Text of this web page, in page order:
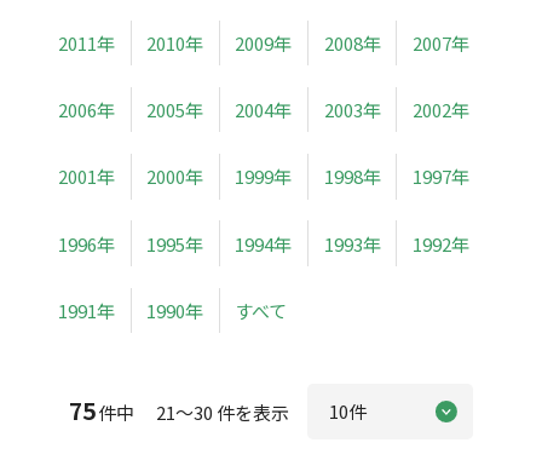
2011年 2010年 2009年 2008年 2007年
2006年 2005年 2004年 2003年 2002年
2001年 2000年 1999年 1998年 1997年
1996年 1995年 1994年 1993年 1992年
1991年 1990年 すべて
75件中 21～30 件を表示